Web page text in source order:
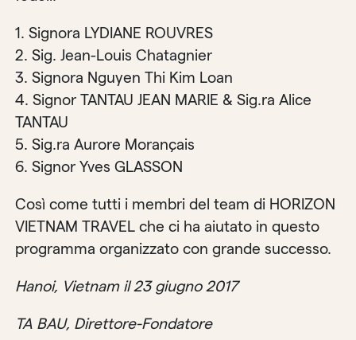
1. Signora LYDIANE ROUVRES
2. Sig. Jean-Louis Chatagnier
3. Signora Nguyen Thi Kim Loan
4. Signor TANTAU JEAN MARIE & Sig.ra Alice
TANTAU
5. Sig.ra Aurore Morançais
6. Signor Yves GLASSON
Così come tutti i membri del team di HORIZON
VIETNAM TRAVEL che ci ha aiutato in questo
programma organizzato con grande successo.
Hanoi, Vietnam il 23 giugno 2017
TA BAU, Direttore-Fondatore